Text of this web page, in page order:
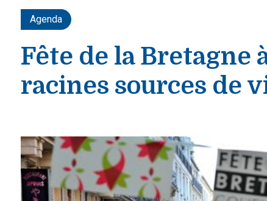
Agenda
Fête de la Bretagne
racines sources de